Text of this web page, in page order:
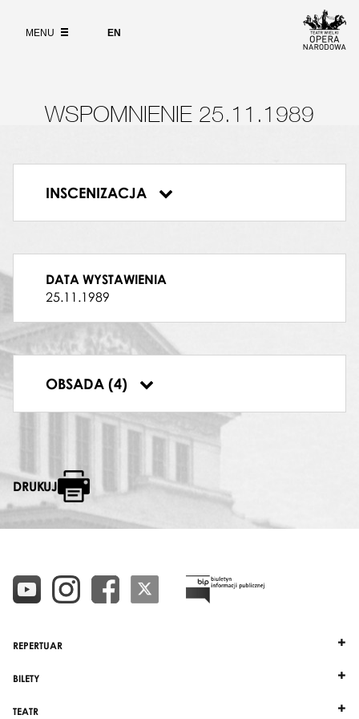
EN
MENU
WSPOMNIENIE 25.11.1989
INSCENIZACJA
Wspomnienie
DATA WYSTAWIENIA
25.11.1989
OBSADA (4)
Leonard Bernstein
WACŁAW
Mariusz Małecki
Bożena Szymańska
Elżbieta Cyran ,Krzysztof Słoń
DRUKUJ
REPERTUAR
BILETY
TEATR